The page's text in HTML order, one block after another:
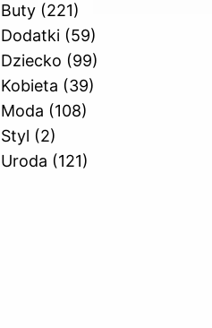
Buty(221)
Dodatki(59)
Dziecko (99)
Kobieta (39)
Moda (108)
Styl (2)
Uroda (121)